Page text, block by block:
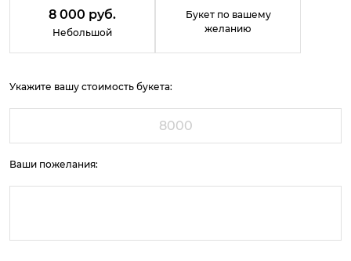
8 000 руб.
Небольшой
Букет по вашему
желанию
Укажите вашу стоимость букета:
Ваши пожелания: